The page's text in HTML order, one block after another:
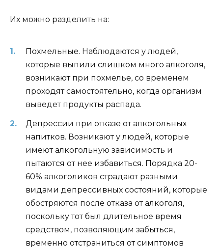
Их можно разделить на:
Похмельные. Наблюдаются у людей,
которые выпили слишком много алкоголя,
возникают при похмелье, со временем
проходят самостоятельно, когда организм
выведет продукты распада.
Депрессии при отказе от алкогольных
напитков. Возникают у людей, которые
имеют алкогольную зависимость и
пытаются от нее избавиться. Порядка 20-
60% алкоголиков страдают разными
видами депрессивных состояний, которые
обостряются после отказа от алкоголя,
поскольку тот был длительное время
средством, позволяющим забыться,
временно отстраниться от симптомов